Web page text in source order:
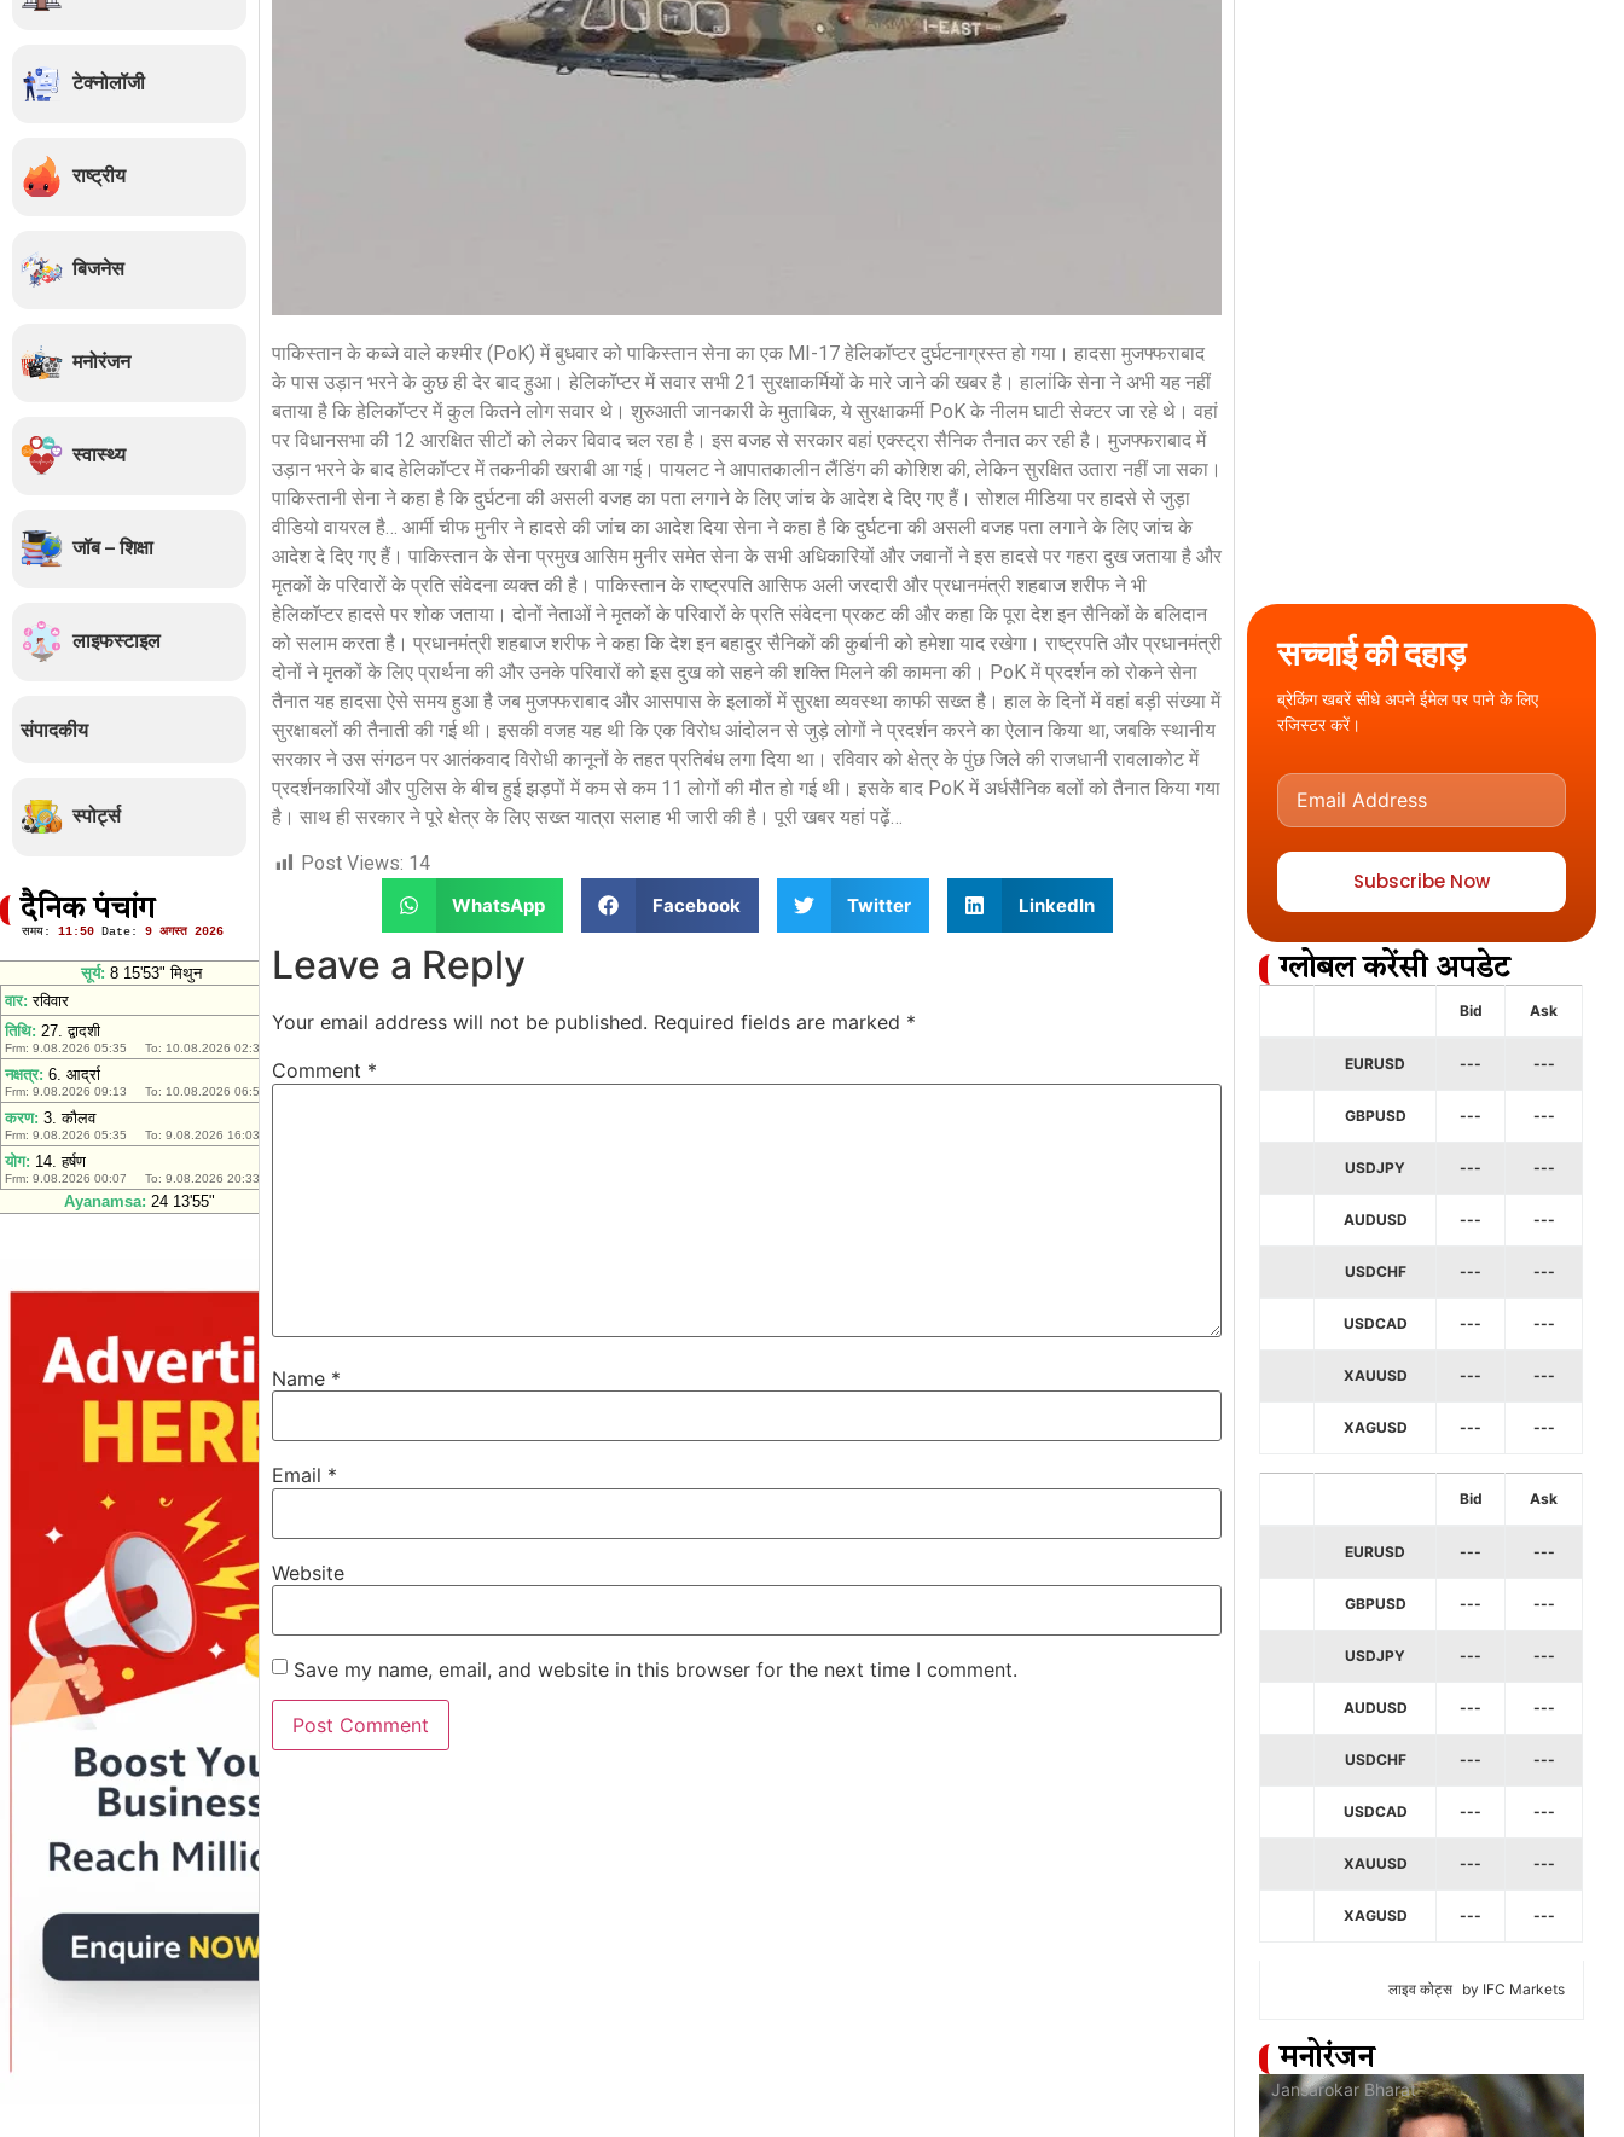
टेक्नोलॉजी
राष्ट्रीय
बिजनेस
मनोरंजन
स्वास्थ्य
जॉब – शिक्षा
लाइफस्टाइल
संपादकीय
स्पोर्ट्स
दैनिक पंचांग
पाकिस्तान के कब्जे वाले कश्मीर (PoK) में बुधवार को पाकिस्तान सेना का एक MI-17 हेलिकॉप्टर दुर्घटनाग्रस्त हो गया। हादसा मुजफ्फराबाद
के पास उड़ान भरने के कुछ ही देर बाद हुआ। हेलिकॉप्टर में सवार सभी 21 सुरक्षाकर्मियों के मारे जाने की खबर है। हालांकि सेना ने अभी यह नहीं
बताया है कि हेलिकॉप्टर में कुल कितने लोग सवार थे। शुरुआती जानकारी के मुताबिक, ये सुरक्षाकर्मी PoK के नीलम घाटी सेक्टर जा रहे थे। वहां
पर विधानसभा की 12 आरक्षित सीटों को लेकर विवाद चल रहा है। इस वजह से सरकार वहां एक्स्ट्रा सैनिक तैनात कर रही है। मुजफ्फराबाद में
उड़ान भरने के बाद हेलिकॉप्टर में तकनीकी खराबी आ गई। पायलट ने आपातकालीन लैंडिंग की कोशिश की, लेकिन सुरक्षित उतारा नहीं जा सका।
पाकिस्तानी सेना ने कहा है कि दुर्घटना की असली वजह का पता लगाने के लिए जांच के आदेश दे दिए गए हैं। सोशल मीडिया पर हादसे से जुड़ा
वीडियो वायरल है… आर्मी चीफ मुनीर ने हादसे की जांच का आदेश दिया सेना ने कहा है कि दुर्घटना की असली वजह पता लगाने के लिए जांच के
आदेश दे दिए गए हैं। पाकिस्तान के सेना प्रमुख आसिम मुनीर समेत सेना के सभी अधिकारियों और जवानों ने इस हादसे पर गहरा दुख जताया है और
मृतकों के परिवारों के प्रति संवेदना व्यक्त की है। पाकिस्तान के राष्ट्रपति आसिफ अली जरदारी और प्रधानमंत्री शहबाज शरीफ ने भी
हेलिकॉप्टर हादसे पर शोक जताया। दोनों नेताओं ने मृतकों के परिवारों के प्रति संवेदना प्रकट की और कहा कि पूरा देश इन सैनिकों के बलिदान
को सलाम करता है। प्रधानमंत्री शहबाज शरीफ ने कहा कि देश इन बहादुर सैनिकों की कुर्बानी को हमेशा याद रखेगा। राष्ट्रपति और प्रधानमंत्री
दोनों ने मृतकों के लिए प्रार्थना की और उनके परिवारों को इस दुख को सहने की शक्ति मिलने की कामना की। PoK में प्रदर्शन को रोकने सेना
तैनात यह हादसा ऐसे समय हुआ है जब मुजफ्फराबाद और आसपास के इलाकों में सुरक्षा व्यवस्था काफी सख्त है। हाल के दिनों में वहां बड़ी संख्या में
सुरक्षाबलों की तैनाती की गई थी। इसकी वजह यह थी कि एक विरोध आंदोलन से जुड़े लोगों ने प्रदर्शन करने का ऐलान किया था, जबकि स्थानीय
सरकार ने उस संगठन पर आतंकवाद विरोधी कानूनों के तहत प्रतिबंध लगा दिया था। रविवार को क्षेत्र के पुंछ जिले की राजधानी रावलाकोट में
प्रदर्शनकारियों और पुलिस के बीच हुई झड़पों में कम से कम 11 लोगों की मौत हो गई थी। इसके बाद PoK में अर्धसैनिक बलों को तैनात किया गया
है। साथ ही सरकार ने पूरे क्षेत्र के लिए सख्त यात्रा सलाह भी जारी की है। पूरी खबर यहां पढ़ें…
Post Views: 14
WhatsApp
Facebook Twitter LinkedIn
Leave a Reply
Your email address will not be published. Required fields are marked *
Comment *
Name *
Email *
Website
Save my name, email, and website in this browser for the next time I comment.
शेयर करें -
शेयर करें -
सच्चाई की दहाड़
ब्रेकिंग खबरें सीधे अपने ईमेल पर पाने के लिए
रजिस्टर करें।
Subscribe Now
ग्लोबल करेंसी अपडेट
Bid Ask
EURUSD --- ---
GBPUSD --- ---
USDJPY --- ---
AUDUSD --- ---
USDCHF --- ---
USDCAD --- ---
XAUUSD --- ---
XAGUSD --- ---
Bid Ask
EURUSD --- ---
GBPUSD --- ---
USDJPY --- ---
AUDUSD --- ---
USDCHF --- ---
USDCAD --- ---
XAUUSD --- ---
XAGUSD --- ---
लाइव कोट्स by IFC Markets
मनोरंजन
Jansarokar Bharat